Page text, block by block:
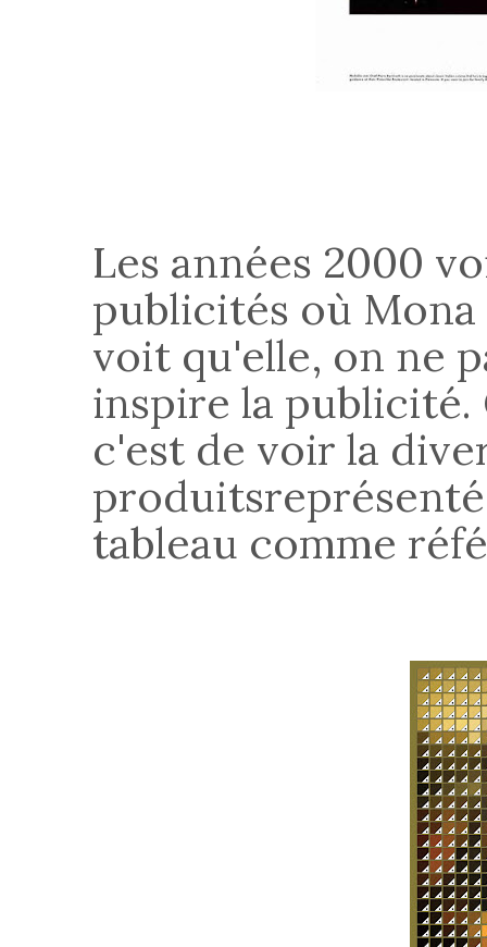
Les années 2000
publicités où Mona
voit qu'elle, on ne
inspire la publicité.
c'est de voir la
tableau comme